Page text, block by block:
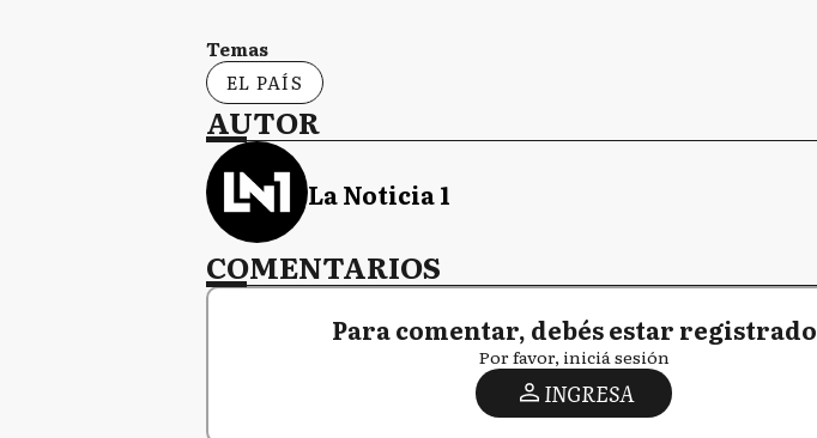
Temas
EL PAÍS
AUTOR
La Noticia 1
COMENTARIOS
Para comentar, debés estar registrado
Por favor, iniciá sesión
INGRESA